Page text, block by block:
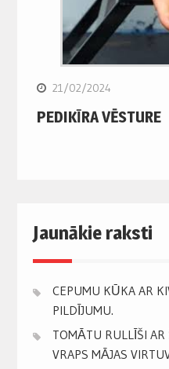
21/02/2024
PEDIKĪRA VĒSTURE
Jaunākie raksti
CEPUMU KŪKA AR
PILDĪJUMU.
TOMĀTU RULLĪŠI
VRAPS MĀJAS